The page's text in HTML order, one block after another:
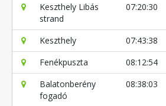
Keszthely Libás
strand
07:20:30
Keszthely 07:43:38
Fenékpuszta
08:12:54
Balatonberény
fogadó
08:38:03